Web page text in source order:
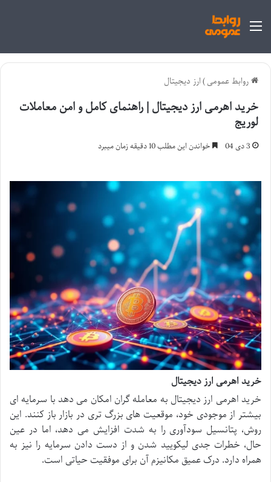
منو
روابط عمومی)ارز دیجیتال
خرید اهرمی ارز دیجیتال | راهنمای کامل و امن معاملات
لوریج
3 دی 04 خواندن این مطلب 10 دقیقه زمان میبرد
خرید اهرمی ارز دیجیتال
خرید اهرمی ارز دیجیتال به معامله گران امکان می دهد با سرمایه ای
بیشتر از موجودی خود، موقعیت های بزرگ تری در بازار باز کنند. این
روش، پتانسیل سودآوری را به شدت افزایش می دهد، اما در عین
حال، خطرات جدی لیکویید شدن و از دست دادن سرمایه را نیز به
همراه دارد. درک عمیق مکانیزم آن برای موفقیت حیاتی است.